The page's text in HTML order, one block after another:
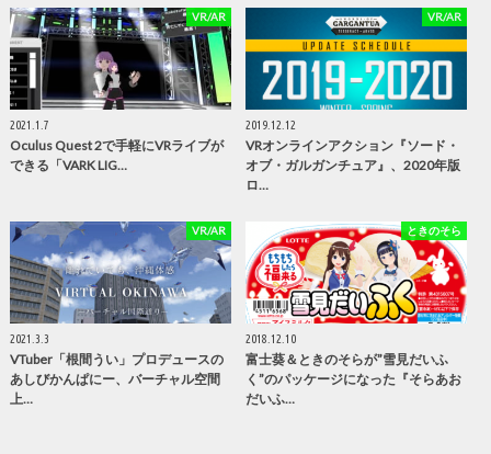
VR/AR
2021.1.7
Oculus Quest 2で手軽にVRライブが
できる「VARK LIG…
VR/AR
2019.12.12
VRオンラインアクション『ソード・
オブ・ガルガンチュア』、2020年版
ロ…
VR/AR
2021.3.3
VTuber「根間うい」プロデュースの
あしびかんぱにー、バーチャル空間
上…
ときのそら
2018.12.10
富士葵＆ときのそらが”雪見だいふ
く”のパッケージになった『そらあお
だいふ…